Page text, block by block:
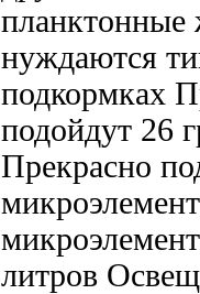
планктонные
нуждаются
подкормках
подойдут 26
Прекрасно
литров